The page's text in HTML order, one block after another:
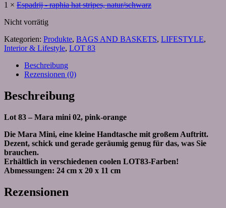
1 × Espadrij - raphia hat stripes, natur/schwarz
Nicht vorrätig
Kategorien: Produkte, BAGS AND BASKETS, LIFESTYLE,
Interior & Lifestyle, LOT 83
Beschreibung
Rezensionen (0)
Beschreibung
Lot 83 – Mara mini 02, pink-orange
Die Mara Mini, eine kleine Handtasche mit großem Auftritt.
Dezent, schick und gerade geräumig genug für das, was Sie
brauchen.
Erhältlich in verschiedenen coolen LOT83-Farben!
Abmessungen: 24 cm x 20 x 11 cm
Rezensionen